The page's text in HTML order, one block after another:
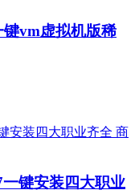
键vm虚拟机版稀
一键安装四大职业